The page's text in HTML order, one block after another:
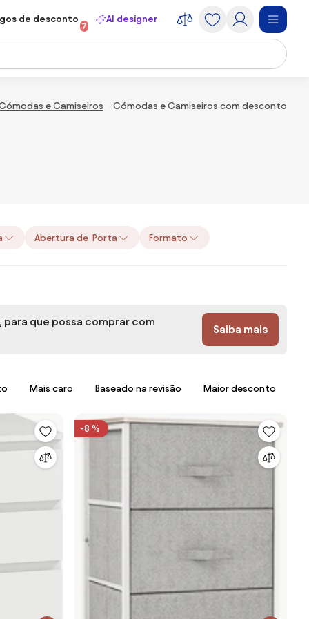
de desconto
7
AI designer
e Camiseiros Cómodas e Camiseiros com desconto
Abertura de Porta Formato
que possa comprar com
Saiba mais
Mais caro Baseado na revisão Maior desconto
-8 %